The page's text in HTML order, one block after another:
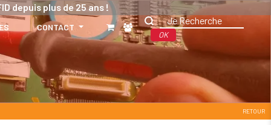
depuis plus de 25 ans !
CONTACT
OK
RETOUR